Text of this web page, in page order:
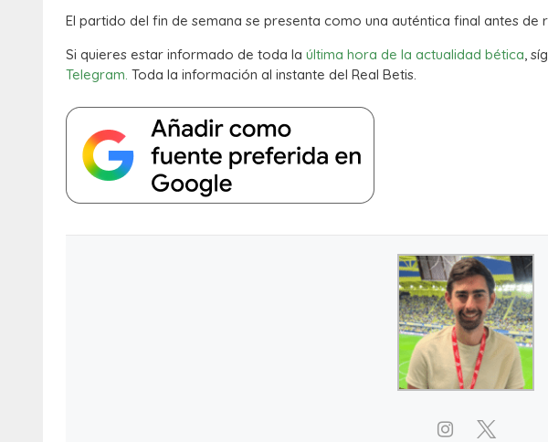
El partido del fin de semana se presenta como una auténtica final antes de
Si quieres estar informado de toda la última hora de la actualidad bética ,
Telegram. Toda la información al instante del Real Betis.